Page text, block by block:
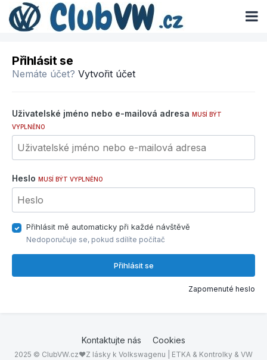
Přihlásit se
Nemáte účet? Vytvořit účet
Uživatelské jméno nebo e-mailová adresa MUSÍ BÝT
VYPLNĚNO
Heslo MUSÍ BÝT VYPLNĚNO
Přihlásit mě automaticky při každé návštěvě
Nedoporučuje se, pokud sdílíte počítač
Přihlásit se
Zapomenuté heslo
Kontaktujte nás Cookies
2025 © ClubVW.cz❤Z lásky k Volkswagenu | ETKA & Kontrolky & VW